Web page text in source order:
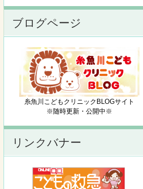
ブログページ
糸魚川こどもクリニックBLOGサイト
※随時更新・公開中※
リンクバナー